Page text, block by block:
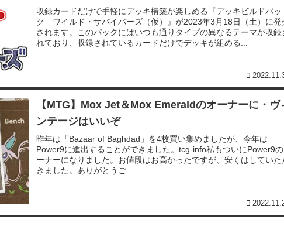
収録カードだけで手軽にデッキ構築が楽しめる『デッキビルドパッ
ク ワイルド・サバイバーズ（仮）』が2023年3月18日（土）に発
されます。このパックにはいつも通りタイプの異なるテーマが収録
れており、収録されているカードだけでデッキが組める...
【MTG】Mox Jet＆Mox Emeraldのオーナーに・ヴ
ンテージはいいぞ
昨年は「Bazaar of Baghdad」を4枚買い集めましたが、今年は
Power9に進出することができました。tcg-info私もついにPower9
ーナーになりました。お値段はお高かったですが、安くはしていた
きました。ありがとうご...